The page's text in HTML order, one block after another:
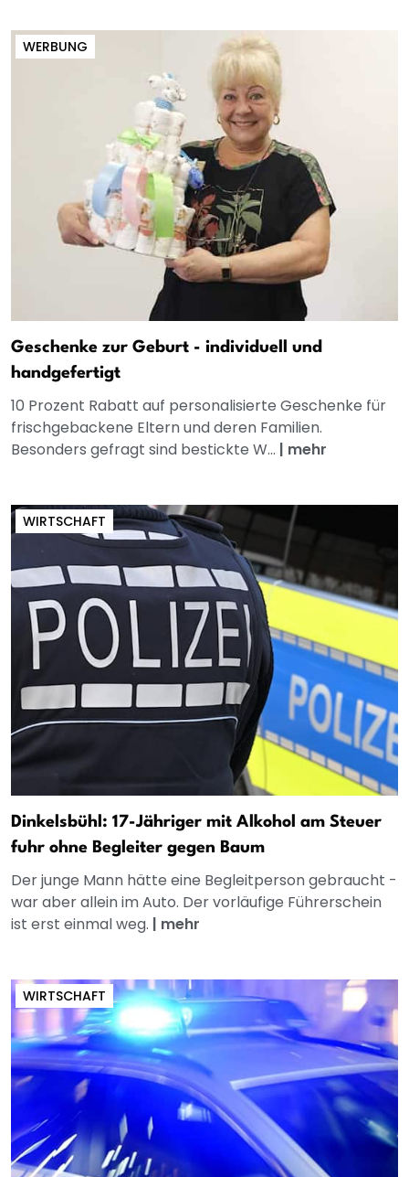
WERBUNG
Geschenke zur Geburt - individuell und
handgefertigt
10 Prozent Rabatt auf personalisierte Geschenke für
frischgebackene Eltern und deren Familien.
Besonders gefragt sind bestickte W... | mehr
WIRTSCHAFT
Dinkelsbühl: 17-Jähriger mit Alkohol am Steuer
fuhr ohne Begleiter gegen Baum
Der junge Mann hätte eine Begleitperson gebraucht -
war aber allein im Auto. Der vorläufige Führerschein
ist erst einmal weg. | mehr
WIRTSCHAFT